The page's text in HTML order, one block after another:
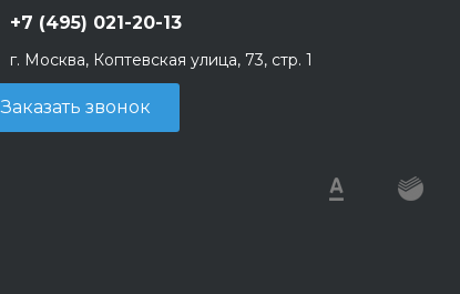
+7 (495) 021-20-13
г. Москва, Коптевская улица, 73, стр. 1
Заказать звонок